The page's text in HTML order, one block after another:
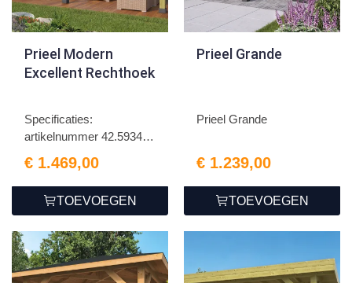
Prieel Modern
Excellent Rechthoek
Specificaties:
artikelnummer 42.5934n
€ 1.469,00
TOEVOEGEN
Prieel Grande
Prieel Grande
€ 1.239,00
TOEVOEGEN